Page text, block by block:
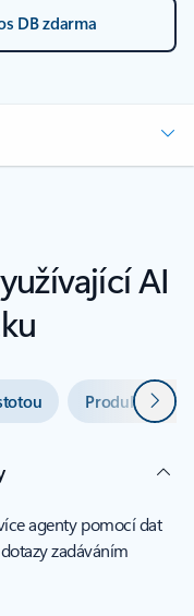
DB zdarma
AI
Produktivita
Další
agenty pomocí dat
zadáváním